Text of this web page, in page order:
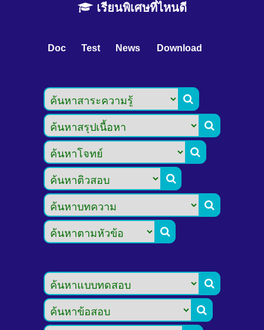
เรียนพิเศษที่ไหนดี
Doc Test News Download







